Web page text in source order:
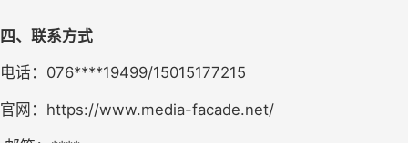
四、联系方式
电话：076****19499/15015177215
官网：https://www.media-facade.net/